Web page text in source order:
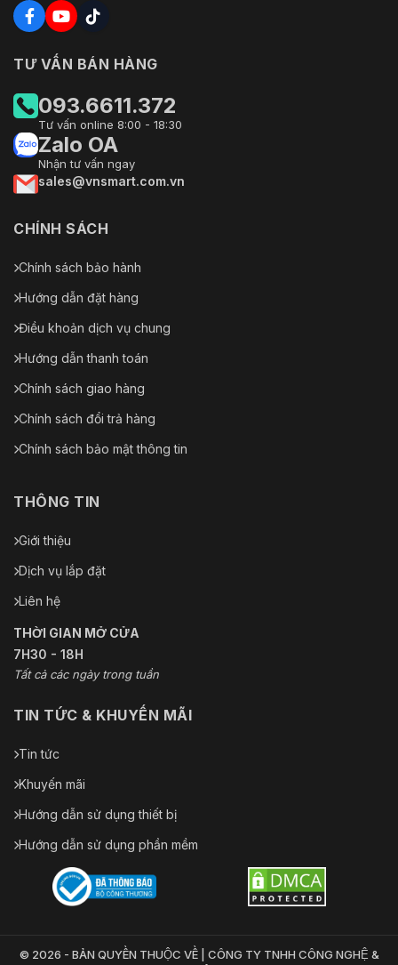
TƯ VẤN BÁN HÀNG
093.6611.372
Tư vấn online 8:00 - 18:30
Zalo OA
Nhận tư vấn ngay
sales@vnsmart.com.vn
CHÍNH SÁCH
Chính sách bảo hành
Hướng dẫn đặt hàng
Điều khoản dịch vụ chung
Hướng dẫn thanh toán
Chính sách giao hàng
Chính sách đổi trả hàng
Chính sách bảo mật thông tin
THÔNG TIN
Giới thiệu
Dịch vụ lắp đặt
Liên hệ
THỜI GIAN MỞ CỬA
7H30 - 18H
Tất cả các ngày trong tuần
TIN TỨC & KHUYẾN MÃI
Tin tức
Khuyến mãi
Hướng dẫn sử dụng thiết bị
Hướng dẫn sử dụng phần mềm
© 2026 - BẢN QUYỀN THUỘC VỀ | CÔNG TY TNHH CÔNG NGHỆ &